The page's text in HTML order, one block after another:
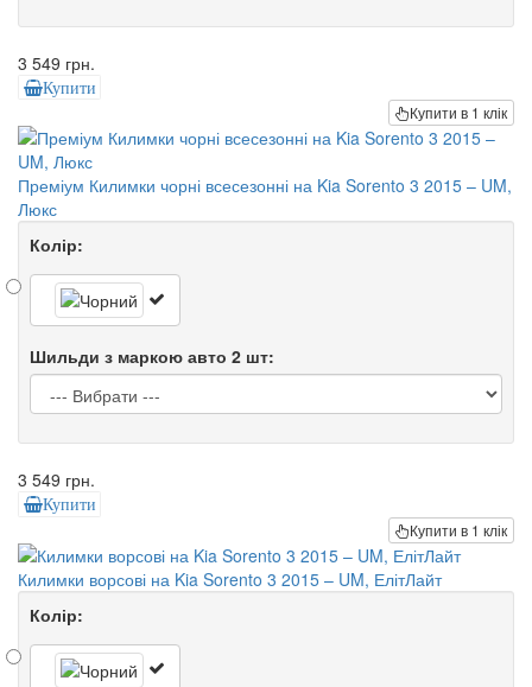
3 549 грн.
Купити
Купити в 1 клік
Преміум Килимки чорні всесезонні на Kia Sorento 3 2015 – UM,
Люкс
Колір:
Шильди з маркою авто 2 шт:
3 549 грн.
Купити
Купити в 1 клік
Килимки ворсові на Kia Sorento 3 2015 – UM, ЕлітЛайт
Колір: